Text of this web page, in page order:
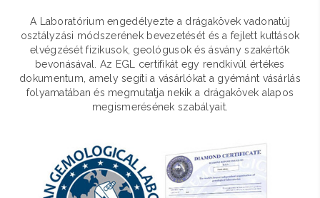
A Laboratórium engedélyezte a drágakövek vadonatúj
osztályzási módszerének bevezetését és a fejlett kuttások
elvégzését fizikusok, geológusok és ásvány szakértők
bevonásával. Az EGL certifikát egy rendkívül értékes
dokumentum, amely segíti a vásárlókat a gyémánt vásárlás
folyamatában és megmutatja nekik a drágakövek alapos
megismerésének szabályait.